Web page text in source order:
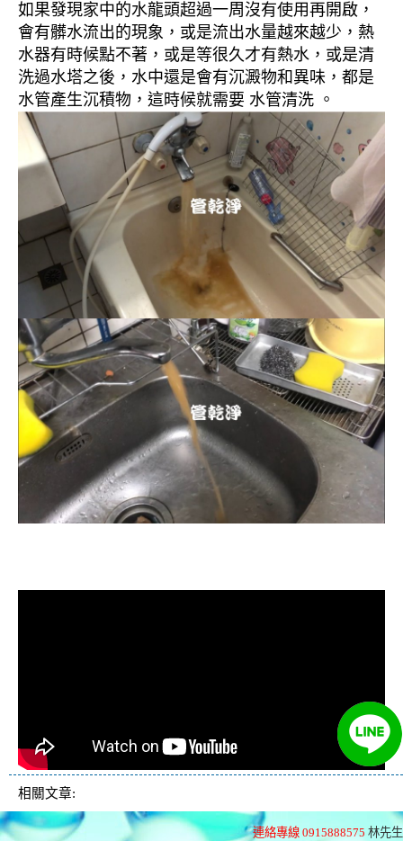
如果發現家中的水龍頭超過一周沒有使用再開啟，
會有髒水流出的現象，或是流出水量越來越少，熱
水器有時候點不著，或是等很久才有熱水，或是清
洗過水塔之後，水中還是會有沉澱物和異味，都是
水管產生沉積物，這時候就需要 水管清洗 。
相關文章:
連絡專線 0915888575 林先生